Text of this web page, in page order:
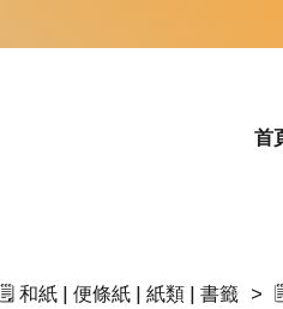
首
🗒️ 和紙 | 便條紙 | 紙類 | 書籤